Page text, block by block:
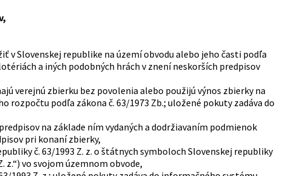
v Slovenskej republike na území obvodu alebo jeho časti podľa
a iných podobných hrách v znení neskorších predpisov
verejnú zbierku bez povolenia alebo použijú výnos zbierky na
rozpočtu podľa zákona č. 63/1973 Zb.; uložené pokuty zadáva do
na základe ním vydaných a dodržiavaním podmienok
pri konaní zbierky,
č. 63/1993 Z. z. o štátnych symboloch Slovenskej republiky
z.“) vo svojom územnom obvode,